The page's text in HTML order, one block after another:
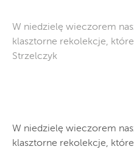
W niedzielę wieczorem
klasztorne rekolekcje,
Strzelczyk
W niedzielę wieczorem
klasztorne rekolekcje,